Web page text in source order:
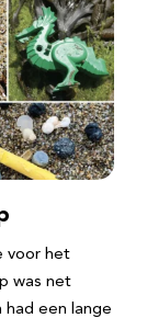
voor het
was net
een lange